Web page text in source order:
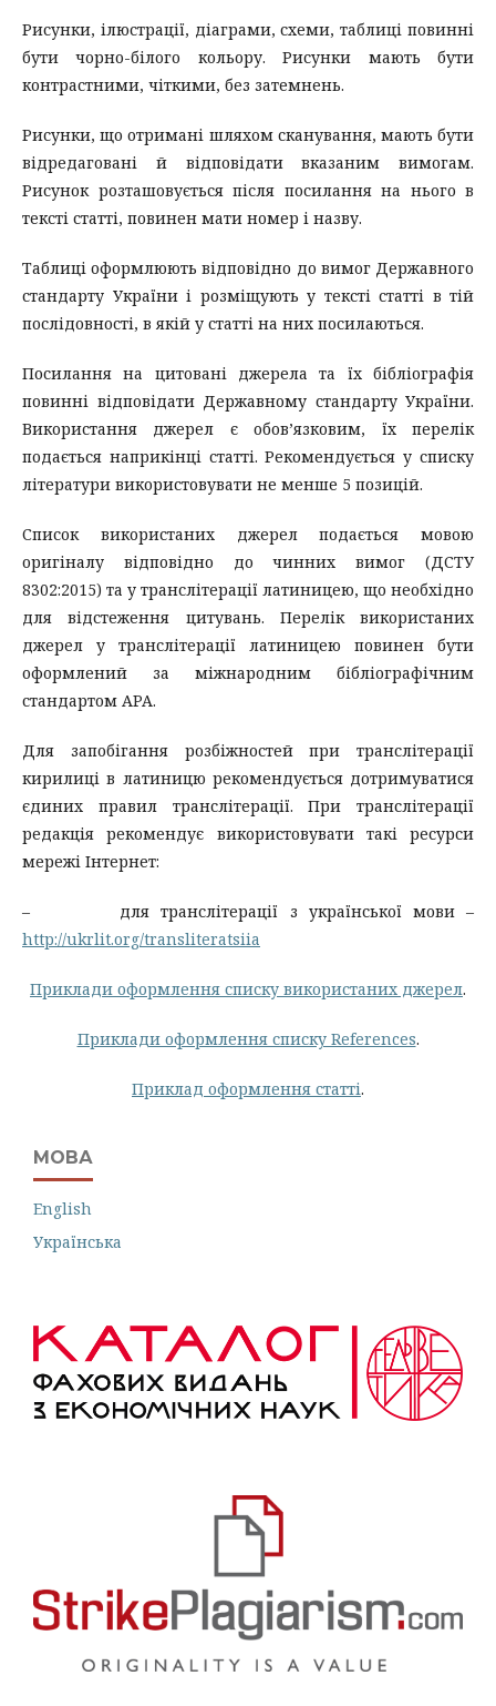
Рисунки, ілюстрації, діаграми, схеми, таблиці повинні
бути чорно-білого кольору. Рисунки мають бути
контрастними, чіткими, без затемнень.
Рисунки, що отримані шляхом сканування, мають бути
відредаговані й відповідати вказаним вимогам.
Рисунок розташовується після посилання на нього в
тексті статті, повинен мати номер і назву.
Таблиці оформлюють відповідно до вимог Державного
стандарту України і розміщують у тексті статті в тій
послідовності, в якій у статті на них посилаються.
Посилання на цитовані джерела та їх бібліографія
повинні відповідати Державному стандарту України.
Використання джерел є обов’язковим, їх перелік
подається наприкінці статті. Рекомендується у списку
літератури використовувати не менше 5 позицій.
Список використаних джерел подається мовою
оригіналу відповідно до чинних вимог (ДСТУ
8302:2015) та у транслітерації латиницею, що необхідно
для відстеження цитувань. Перелік використаних
джерел у транслітерації латиницею повинен бути
оформлений за міжнародним бібліографічним
стандартом APA.
Для запобігання розбіжностей при транслітерації
кирилиці в латиницю рекомендується дотримуватися
єдиних правил транслітерації. При транслітерації
редакція рекомендує використовувати такі ресурси
мережі Інтернет:
– для транслітерації з української мови –
http://ukrlit.org/transliteratsiia
Приклади оформлення списку використаних джерел.
Приклади оформлення списку References.
Приклад оформлення статті.
МОВА
English
Українська